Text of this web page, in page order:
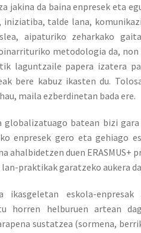
jakina da baina enpresek eta
talde lana,
aipaturiko zeharkako
metodologia da,
laguntzaile papera izatera
bere kabuz ikasten du.
maila ezberdinetan bada ere.
globalizatuago batean bizi
enpresek gero eta gehiago
ahalbidetzen duen
praktikak garatzeko aukera
ikasgeletan eskola-
horren helburuen artean
sustatzea (sormena,